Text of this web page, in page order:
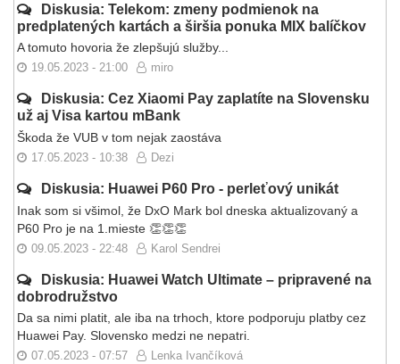
Diskusia: Telekom: zmeny podmienok na
predplatených kartách a širšia ponuka MIX balíčkov
A tomuto hovoria že zlepšujú služby...
19.05.2023 - 21:00 miro
Diskusia: Cez Xiaomi Pay zaplatíte na Slovensku
už aj Visa kartou mBank
Škoda že VUB v tom nejak zaostáva
17.05.2023 - 10:38 Dezi
Diskusia: Huawei P60 Pro - perleťový unikát
Inak som si všimol, že DxO Mark bol dneska aktualizovaný a
P60 Pro je na 1.mieste 👏👏👏
09.05.2023 - 22:48 Karol Sendrei
Diskusia: Huawei Watch Ultimate – pripravené na
dobrodružstvo
Da sa nimi platit, ale iba na trhoch, ktore podporuju platby cez
Huawei Pay. Slovensko medzi ne nepatri.
07.05.2023 - 07:57 Lenka Ivančíková